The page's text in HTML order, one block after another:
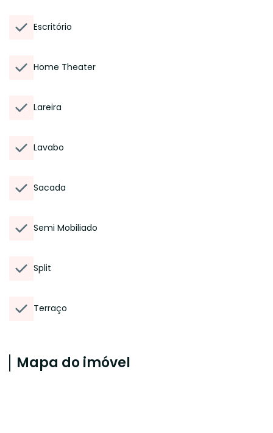
Escritório
Home Theater
Lareira
Lavabo
Sacada
Semi Mobiliado
Split
Terraço
Mapa do imóvel